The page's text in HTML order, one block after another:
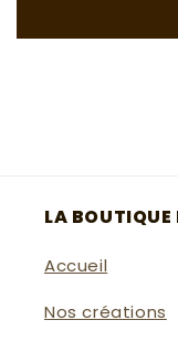
LA
Accueil
Nos créations